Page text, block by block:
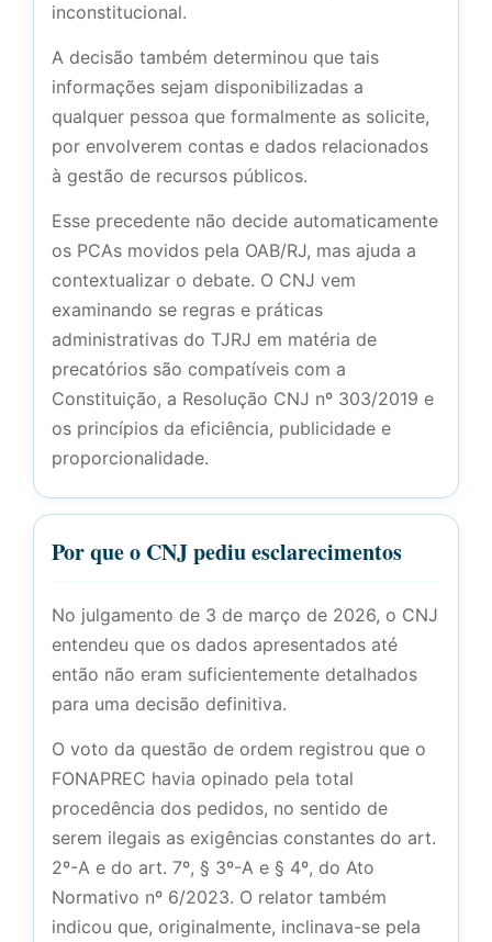
inconstitucional.
A decisão também determinou que tais
informações sejam disponibilizadas a
qualquer pessoa que formalmente as solicite,
por envolverem contas e dados relacionados
à gestão de recursos públicos.
Esse precedente não decide automaticamente
os PCAs movidos pela OAB/RJ, mas ajuda a
contextualizar o debate. O CNJ vem
examinando se regras e práticas
administrativas do TJRJ em matéria de
precatórios são compatíveis com a
Constituição, a Resolução CNJ nº 303/2019 e
os princípios da eficiência, publicidade e
proporcionalidade.
Por que o CNJ pediu esclarecimentos
No julgamento de 3 de março de 2026, o CNJ
entendeu que os dados apresentados até
então não eram suficientemente detalhados
para uma decisão definitiva.
O voto da questão de ordem registrou que o
FONAPREC havia opinado pela total
procedência dos pedidos, no sentido de
serem ilegais as exigências constantes do art.
2º-A e do art. 7º, § 3º-A e § 4º, do Ato
Normativo nº 6/2023. O relator também
indicou que, originalmente, inclinava-se pela